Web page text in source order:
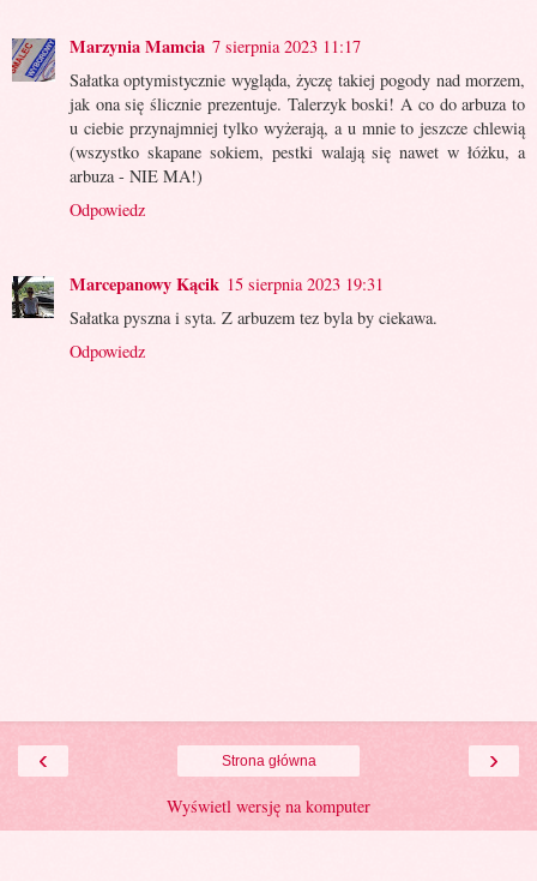
Marzynia Mamcia 7 sierpnia 2023 11:17
Sałatka optymistycznie wygląda, życzę takiej pogody nad morzem,
jak ona się ślicznie prezentuje. Talerzyk boski! A co do arbuza to
u ciebie przynajmniej tylko wyżerają, a u mnie to jeszcze chlewią
(wszystko skapane sokiem, pestki walają się nawet w łóżku, a
arbuza - NIE MA!)
Odpowiedz
Marcepanowy Kącik 15 sierpnia 2023 19:31
Sałatka pyszna i syta. Z arbuzem tez byla by ciekawa.
Odpowiedz
‹ ›
Strona główna
Wyświetl wersję na komputer